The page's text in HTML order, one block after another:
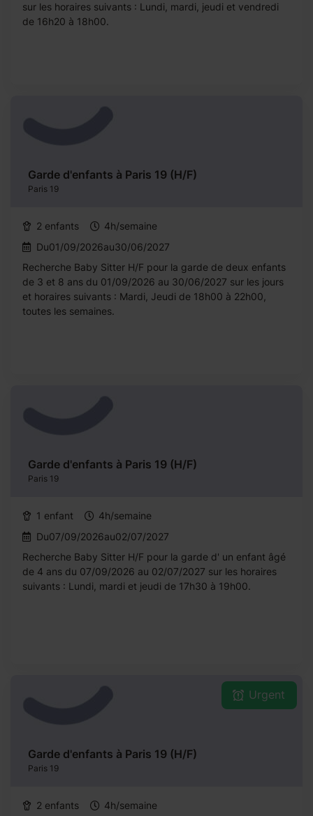
sur les horaires suivants : Lundi, mardi, jeudi et vendredi
de 16h20 à 18h00.
Garde d'enfants à Paris 19 (H/F)
Paris 19
2 enfants
4h/semaine
Du01/09/2026au30/06/2027
Recherche Baby Sitter H/F pour la garde de deux enfants
de 3 et 8 ans du 01/09/2026 au 30/06/2027 sur les jours
et horaires suivants : Mardi, Jeudi de 18h00 à 22h00,
toutes les semaines.
Garde d'enfants à Paris 19 (H/F)
Paris 19
1 enfant
4h/semaine
Du07/09/2026au02/07/2027
Recherche Baby Sitter H/F pour la garde d' un enfant âgé
de 4 ans du 07/09/2026 au 02/07/2027 sur les horaires
suivants : Lundi, mardi et jeudi de 17h30 à 19h00.
Garde d'enfants à Paris 19 (H/F)
Paris 19
Urgent
2 enfants
4h/semaine